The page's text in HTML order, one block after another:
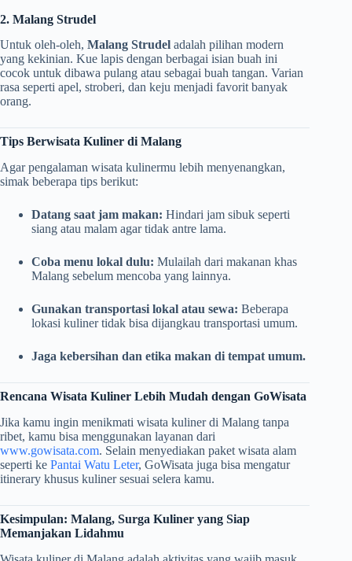
2. Malang Strudel
Untuk oleh-oleh, Malang Strudel adalah pilihan modern
yang kekinian. Kue lapis dengan berbagai isian buah ini
cocok untuk dibawa pulang atau sebagai buah tangan. Varian
rasa seperti apel, stroberi, dan keju menjadi favorit banyak
orang.
Tips Berwisata Kuliner di Malang
Agar pengalaman wisata kulinermu lebih menyenangkan,
simak beberapa tips berikut:
Datang saat jam makan: Hindari jam sibuk seperti
siang atau malam agar tidak antre lama.
Coba menu lokal dulu: Mulailah dari makanan khas
Malang sebelum mencoba yang lainnya.
Gunakan transportasi lokal atau sewa: Beberapa
lokasi kuliner tidak bisa dijangkau transportasi umum.
Jaga kebersihan dan etika makan di tempat umum.
Rencana Wisata Kuliner Lebih Mudah dengan GoWisata
Jika kamu ingin menikmati wisata kuliner di Malang tanpa
ribet, kamu bisa menggunakan layanan dari
www.gowisata.com. Selain menyediakan paket wisata alam
seperti ke Pantai Watu Leter, GoWisata juga bisa mengatur
itinerary khusus kuliner sesuai selera kamu.
Kesimpulan: Malang, Surga Kuliner yang Siap
Memanjakan Lidahmu